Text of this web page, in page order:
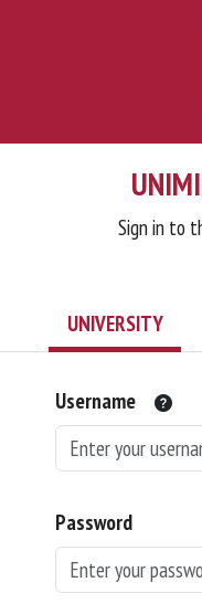
Sign in to
UNIVERSITY
Username
Password